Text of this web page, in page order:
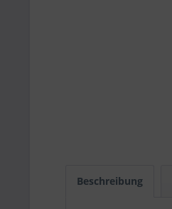
Beschreibung